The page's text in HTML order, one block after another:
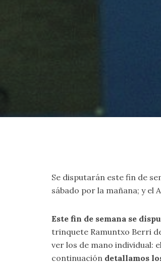
Se disputarán este fin de
sábado por la mañana; y el
Este fin de semana se
trinquete Ramuntxo Berri
ver los de mano individual:
continuación detallamos